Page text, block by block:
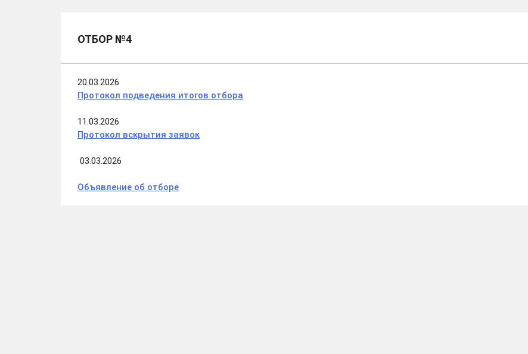
ОТБОР №4
20.03.2026
Протокол подведения итогов отбора
11.03.2026
Протокол вскрытия заявок
03.03.2026
Объявление об отборе